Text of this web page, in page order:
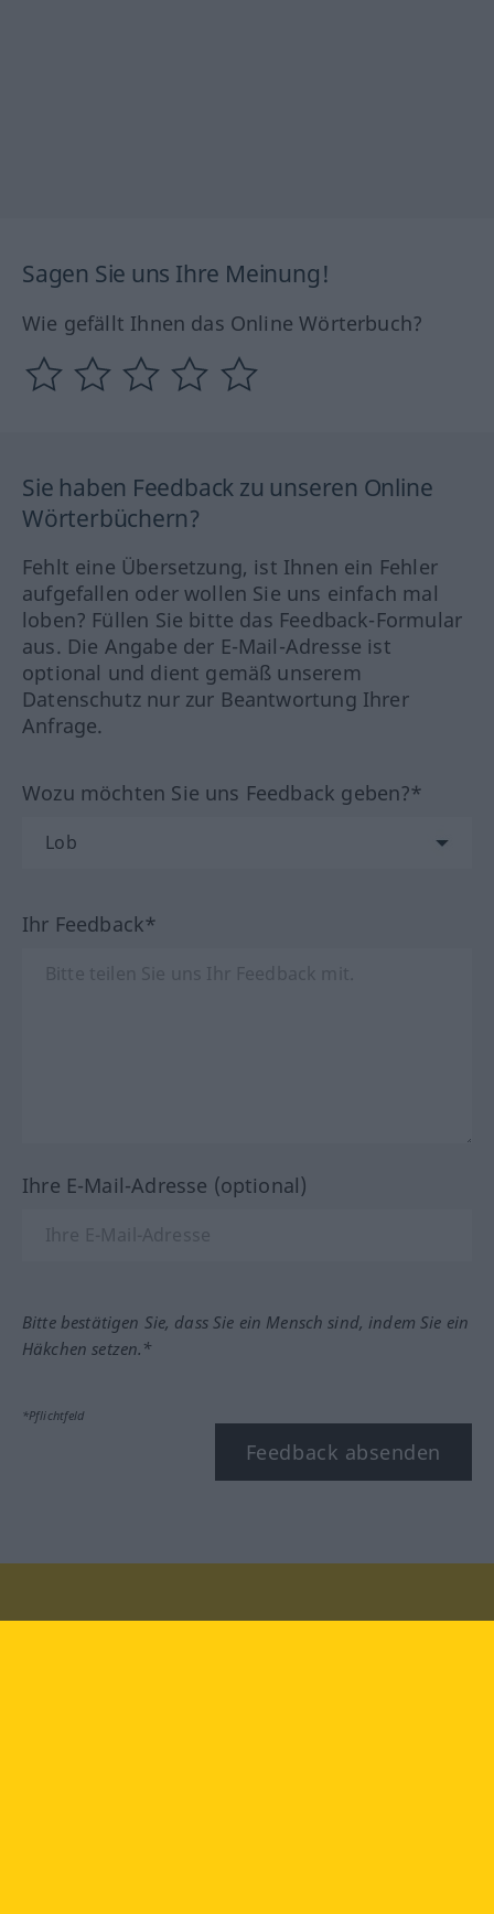
Sagen Sie uns Ihre Meinung!
Wie gefällt Ihnen das Online Wörterbuch?
Sie haben Feedback zu unseren Online
Wörterbüchern?
Fehlt eine Übersetzung, ist Ihnen ein Fehler
aufgefallen oder wollen Sie uns einfach mal
loben? Füllen Sie bitte das Feedback-Formular
aus. Die Angabe der E-Mail-Adresse ist
optional und dient gemäß unserem
Datenschutz nur zur Beantwortung Ihrer
Anfrage.
Wozu möchten Sie uns Feedback geben?*
Ihr Feedback*
Ihre E-Mail-Adresse (optional)
Bitte bestätigen Sie, dass Sie ein Mensch sind, indem Sie ein
Häkchen setzen.*
*Pflichtfeld
Feedback absenden